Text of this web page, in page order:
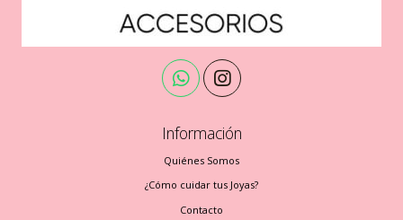
Información
Quiénes Somos
¿Cómo cuidar tus Joyas?
Contacto